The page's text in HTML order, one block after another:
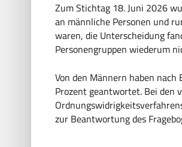
Zum Stichtag 18. Juni 2026
an männliche Personen und
waren, die Unterscheidung
Personengruppen wiederum
Von den Männern haben
Prozent geantwortet. Bei den
zur Beantwortung des